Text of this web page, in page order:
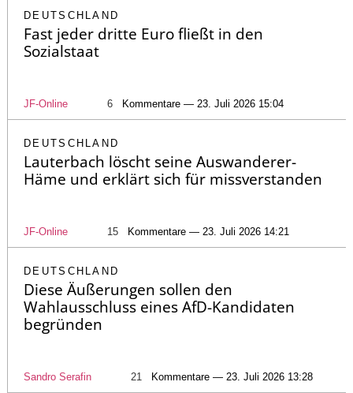
DEUTSCHLAND
Fast jeder dritte Euro fließt in den
Sozialstaat
JF-Online 6 Kommentare — 23. Juli 2026 15:04
DEUTSCHLAND
Lauterbach löscht seine Auswanderer-
Häme und erklärt sich für missverstanden
JF-Online 15 Kommentare — 23. Juli 2026 14:21
DEUTSCHLAND
Diese Äußerungen sollen den
Wahlausschluss eines AfD-Kandidaten
begründen
Sandro Serafin 21 Kommentare — 23. Juli 2026 13:28